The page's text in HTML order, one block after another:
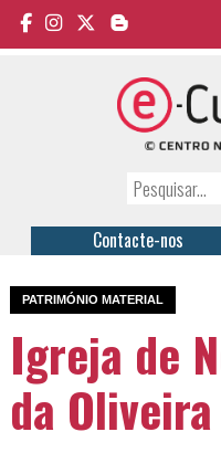
Contacte-nos
PATRIMÓNIO MATERIAL
Igreja de
da Oliveira